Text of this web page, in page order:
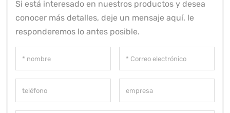
Si está interesado en nuestros productos y desea
conocer más detalles, deje un mensaje aquí, le
responderemos lo antes posible.